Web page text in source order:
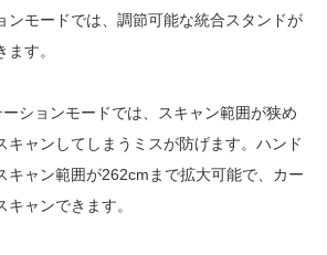
ンモードでは、調節可能な統合スタンドが
す。
ションモードでは、スキャン範囲が狭め
キャンしてしまうミスが防げます。ハンド
キャン範囲が262cmまで拡大可能で、カー
キャンできます。